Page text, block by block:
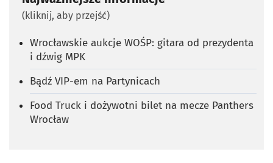
(kliknij, aby przejść)
Wrocławskie aukcje WOŚP: gitara od prezydenta
i dźwig MPK
Bądź VIP-em na Partynicach
Food Truck i dożywotni bilet na mecze Panthers
Wrocław